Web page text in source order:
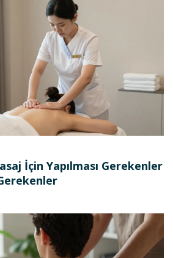
İçin Yapılması Gerekenler